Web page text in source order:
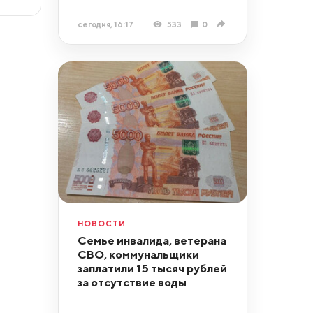
сегодня, 16:17 533 0
НОВОСТИ
Семье инвалида, ветерана
СВО, коммунальщики
заплатили 15 тысяч рублей
за отсутствие воды